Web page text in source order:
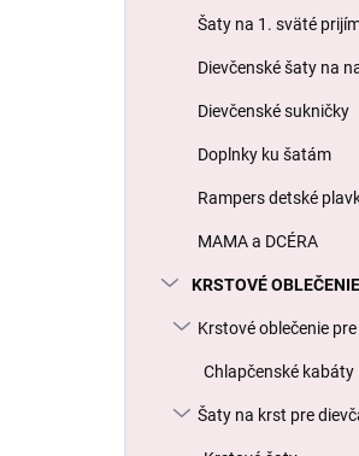
Šaty na 1. sväté
Dievčenské šaty na
Dievčenské sukničky
Doplnky ku šatám
Rampers detské
MAMA a DCÉRA
KRSTOVÉ
Krstové oblečenie
Chlapčenské kabáty
Šaty na krst pre